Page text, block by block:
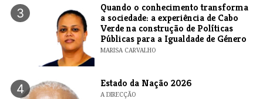
3
Quando o conhecimento transforma
a sociedade: a experiência de Cabo
Verde na construção de Políticas
Públicas para a Igualdade de Género
MARISA CARVALHO
4 Estado da Nação 2026
A DIRECÇÃO